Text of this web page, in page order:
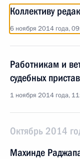
Коллективу
6 ноября 2014 года,
Работникам и
судебных
1 ноября 2014 года,
Октябрь 2014
Махинде